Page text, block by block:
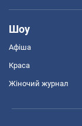
Шоу
Афіша
Краса
Жіночий журнал